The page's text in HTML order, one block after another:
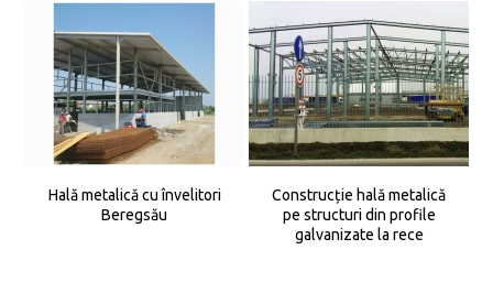
Hală metalică cu învelitori
Beregsău
Construcție hală metalică
pe structuri din profile
galvanizate la rece